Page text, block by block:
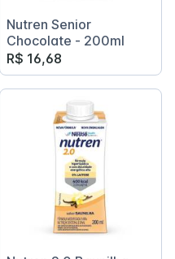
Nutren Senior
Chocolate - 200ml
R$ 16,68